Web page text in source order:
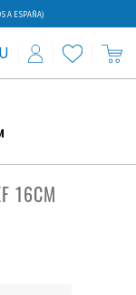
A ESPAÑA)
16CM